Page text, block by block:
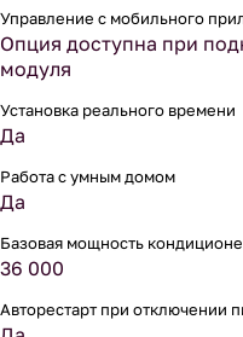
Управление c мобильного
Опция доступна при
модуля
Установка реального времени
Да
Работа с умным домом
Да
Базовая мощность
36 000
Авторестарт при отключении